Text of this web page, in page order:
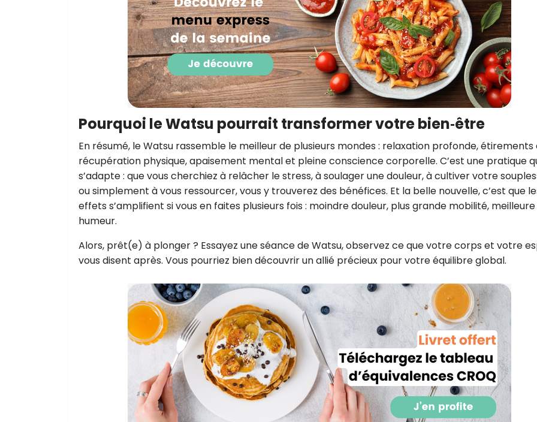
Pourquoi le Watsu pourrait transformer votre bien‑être
En résumé, le Watsu rassemble le meilleur de plusieurs mondes : relaxation profonde, étirements
récupération physique, apaisement mental et pleine conscience corporelle. C’est une pratique
s’adapte : que vous cherchiez à relâcher le stress, à soulager une douleur, à cultiver votre
ou simplement à vous ressourcer, vous y trouverez des bénéfices. Et la belle nouvelle, c’est que
effets s’amplifient si vous en faites plusieurs fois : moindre douleur, plus grande mobilité, meilleure
humeur.
Alors, prêt(e) à plonger ? Essayez une séance de Watsu, observez ce que votre corps et votre
vous disent après. Vous pourriez bien découvrir un allié précieux pour votre équilibre global.